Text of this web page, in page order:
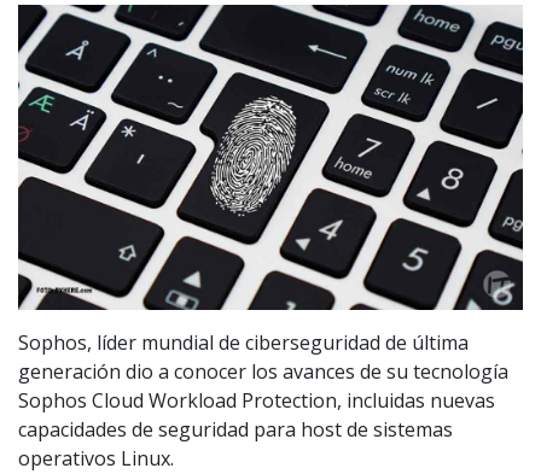
Sophos, líder mundial de ciberseguridad de última
generación dio a conocer los avances de su tecnología
Sophos Cloud Workload Protection, incluidas nuevas
capacidades de seguridad para host de sistemas
operativos Linux.
PERÚ
CHILE
ARGENTINA
MÉXICO